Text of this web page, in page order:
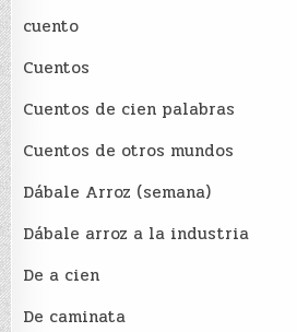
cuento
Cuentos
Cuentos de cien palabras
Cuentos de otros mundos
Dábale Arroz (semana)
Dábale arroz a la industria
De a cien
De caminata